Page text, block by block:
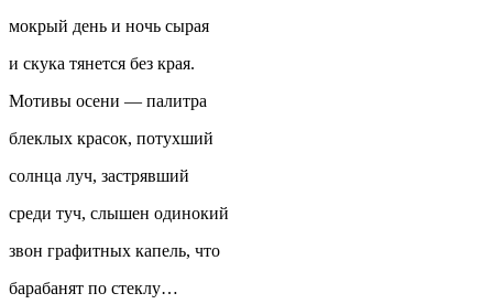
мокрый день и ночь сырая
и скука тянется без края.
Мотивы осени — палитра
блеклых красок, потухший
солнца луч, застрявший
среди туч, слышен одинокий
звон графитных капель, что
барабанят по стеклу…